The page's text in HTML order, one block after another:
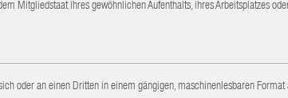
Mitgliedstaat ihres gewöhnlichen Aufenthalts, ihres Arbeitsplatzes
oder an einen Dritten in einem gängigen, maschinenlesbaren Format